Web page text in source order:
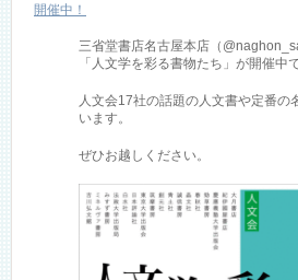
開催中！
三省堂書店名古屋本店（
「人文学を彩る書物たち」が開催中
人文会17社の話題の人文書や定番の
います。
ぜひお越しください。